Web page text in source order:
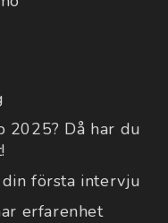
2025? Då har du
första intervju
erfarenhet